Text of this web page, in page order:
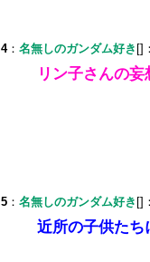
4： 名無しのガンダム好き []
リン子さんの妄
5 ： 名無しのガンダム好き []
近所の子供たち